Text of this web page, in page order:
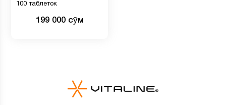
100 таблеток
199 000 сӯм